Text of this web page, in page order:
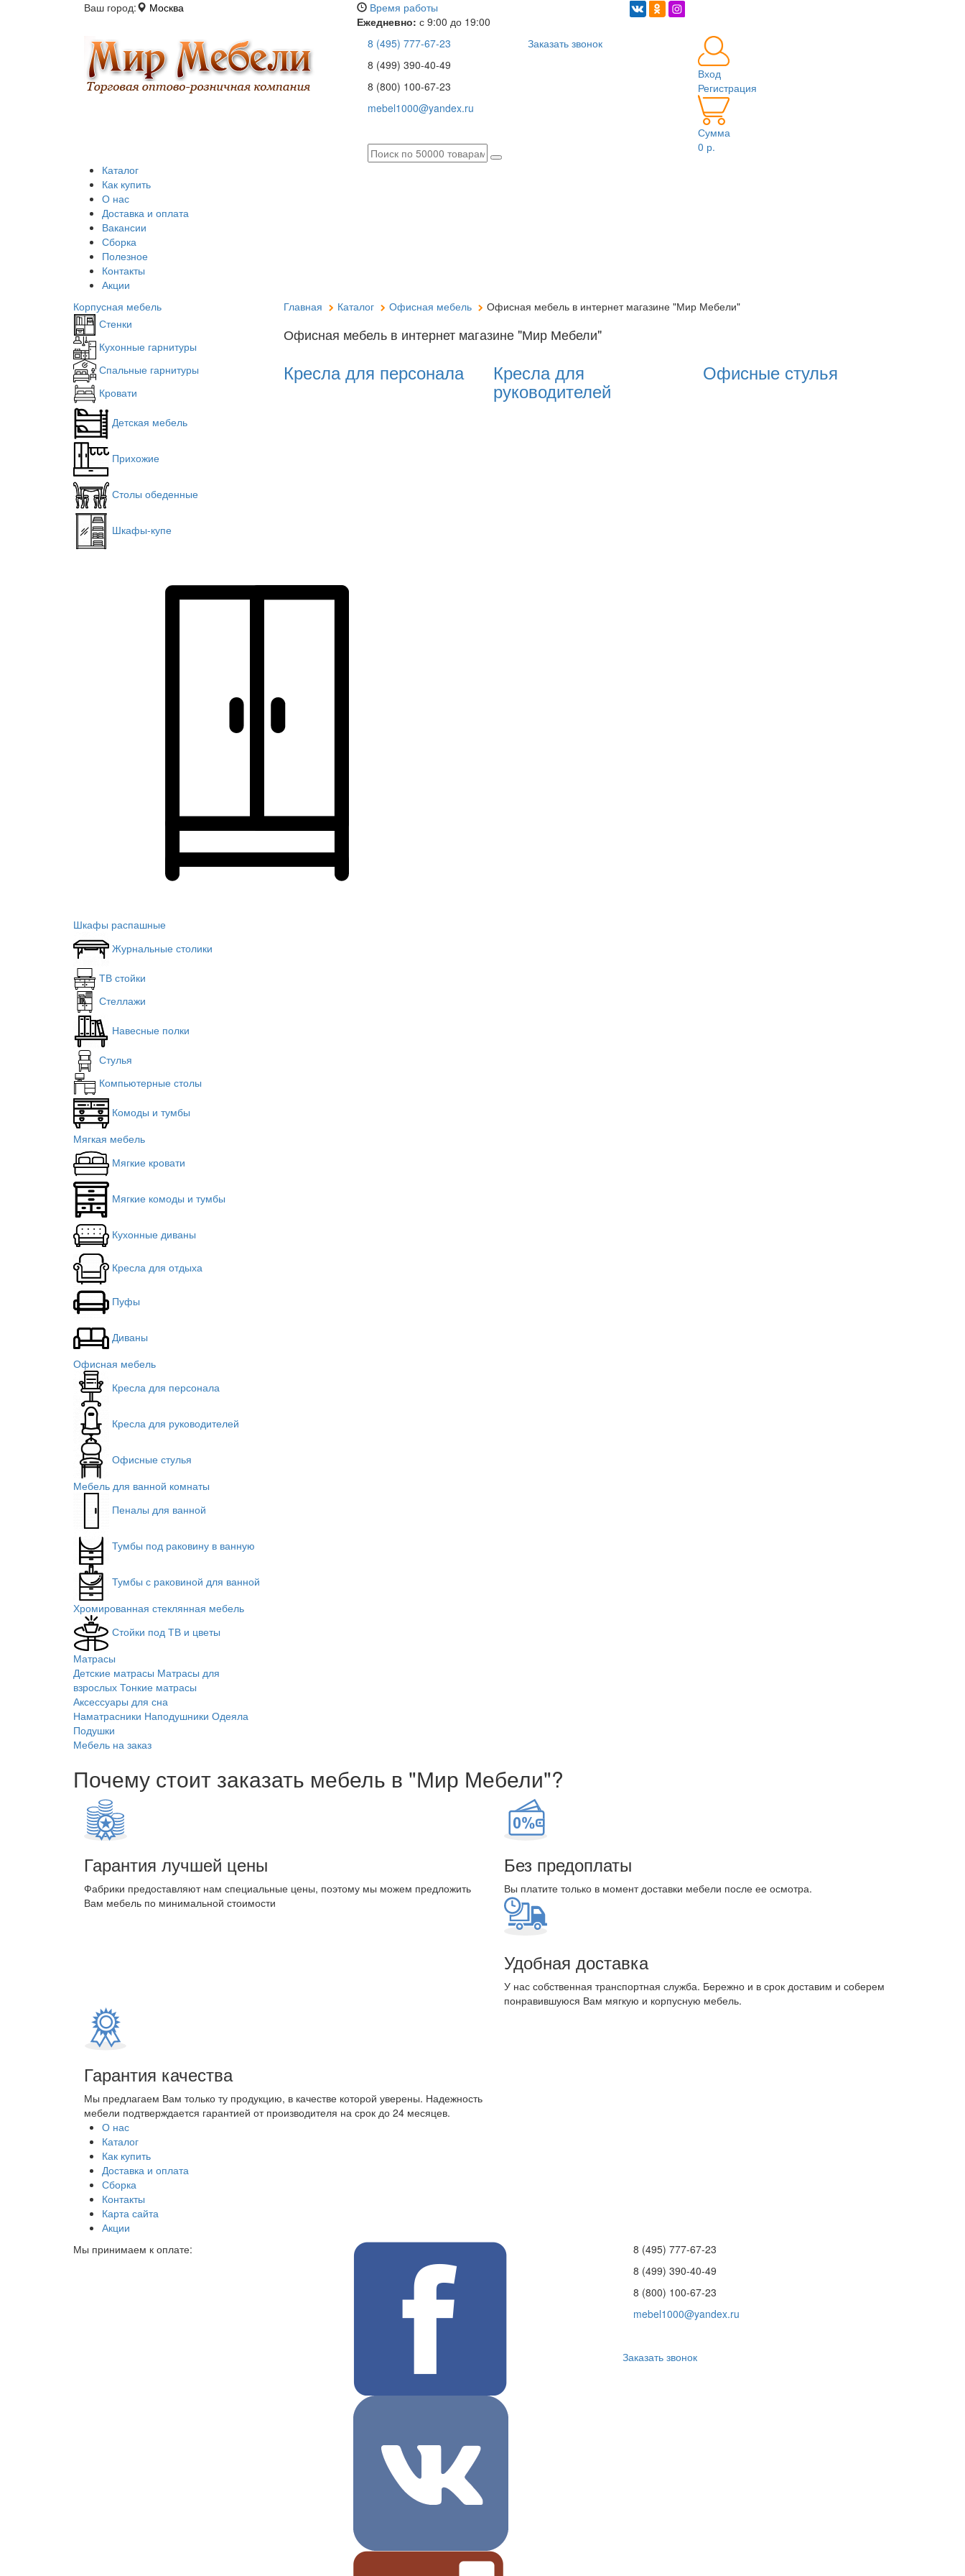
Ваш город: Москва
Время работы
Ежедневно: с 9:00 до 19:00
8 (495) 777-67-23
8 (499) 390-40-49
8 (800) 100-67-23
mebel1000@yandex.ru
Заказать звонок
Вход
Регистрация
Сумма
0 р.
Каталог
Как купить
О нас
Доставка и оплата
Вакансии
Сборка
Полезное
Контакты
Акции
Корпусная мебель
Стенки
Кухонные гарнитуры
Спальные гарнитуры
Кровати
Детская мебель
Прихожие
Столы обеденные
Шкафы-купе
Шкафы распашные
Журнальные столики
ТВ стойки
Стеллажи
Навесные полки
Стулья
Компьютерные столы
Комоды и тумбы
Мягкая мебель
Мягкие кровати
Мягкие комоды и тумбы
Кухонные диваны
Кресла для отдыха
Пуфы
Диваны
Офисная мебель
Кресла для персонала
Кресла для руководителей
Офисные стулья
Мебель для ванной комнаты
Пеналы для ванной
Тумбы под раковину в ванную
Тумбы с раковиной для ванной
Хромированная стеклянная мебель
Стойки под ТВ и цветы
Матрасы
Детские матрасы Матрасы для
взрослых Тонкие матрасы
Аксессуары для сна
Наматрасники Наподушники Одеяла
Подушки
Мебель на заказ
Главная Каталог Офисная мебель Офисная мебель в интернет магазине "Мир Мебели"
Офисная мебель в интернет магазине "Мир Мебели"
Кресла для персонала Кресла для
руководителей
Офисные стулья
Почему стоит заказать мебель в "Мир Мебели"?
Гарантия лучшей цены
Фабрики предоставляют нам специальные цены, поэтому мы можем предложить
Вам мебель по минимальной стоимости
Без предоплаты
Вы платите только в момент доставки мебели после ее осмотра.
Удобная доставка
У нас собственная транспортная служба. Бережно и в срок доставим и соберем
понравившуюся Вам мягкую и корпусную мебель.
Гарантия качества
Мы предлагаем Вам только ту продукцию, в качестве которой уверены. Надежность
мебели подтверждается гарантией от производителя на срок до 24 месяцев.
О нас
Каталог
Как купить
Доставка и оплата
Сборка
Контакты
Карта сайта
Акции
Мы принимаем к оплате:
8 (495) 777-67-23
8 (499) 390-40-49
8 (800) 100-67-23
mebel1000@yandex.ru
Заказать звонок